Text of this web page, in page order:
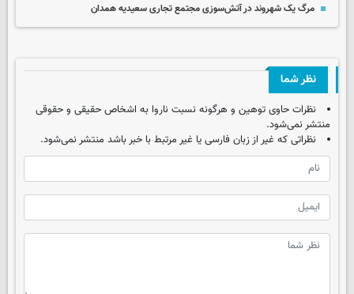
مرگ یک شهروند در آتش‌سوزی مجتمع تجاری سعیدیه همدان
نظر شما
نظرات حاوی توهین و هرگونه نسبت ناروا به اشخاص حقیقی و حقوقی
منتشر نمی‌شود.
نظراتی که غیر از زبان فارسی یا غیر مرتبط با خبر باشد منتشر نمی‌شود.